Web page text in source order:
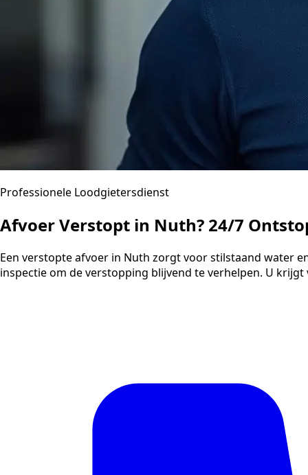
Professionele Loodgietersdienst
Afvoer Verstopt in Nuth? 24/7
Een verstopte afvoer in Nuth zorgt voor stilstaand water
inspectie om de verstopping blijvend te verhelpen. U